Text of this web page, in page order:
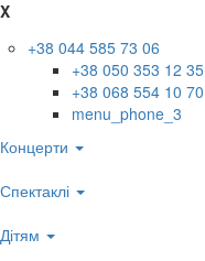
X
+38 044 585 73 06
+38 050 353 12 35
+38 068 554 10 70
menu_phone_3
Концерти
Спектаклі
Дітям